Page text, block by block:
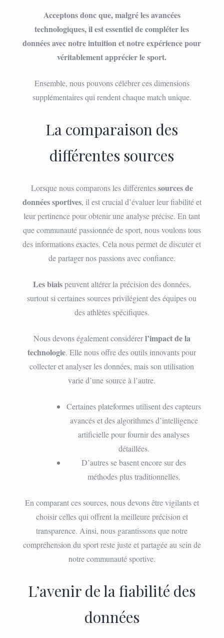
Acceptons donc que, malgré les avancées
technologiques, il est essentiel de compléter les
données avec notre intuition et notre expérience pour
véritablement apprécier le sport.
Ensemble, nous pouvons célébrer ces dimensions
supplémentaires qui rendent chaque match unique.
La comparaison des
différentes sources
Lorsque nous comparons les différentessources de
données sportives, il est crucial d’évaluer leur fiabilité et
leur pertinence pour obtenir une analyse précise. En tant
que communauté passionnée de sport, nous voulons tous
des informations exactes. Cela nous permet de discuter et
de partager nos passions avec confiance.
Les biaispeuvent altérer la précision des données,
surtout si certaines sources privilégient des équipes ou
des athlètes spécifiques.
Nous devons également considérerl’impact de la
technologie. Elle nous offre des outils innovants pour
collecter et analyser les données, mais son utilisation
varie d’une source à l’autre.
Certaines plateformes utilisent des capteurs
avancés et des algorithmes d’intelligence
artificielle pour fournir des analyses
détaillées.
D’autres se basent encore sur des
méthodes plus traditionnelles.
En comparant ces sources, nous devons être vigilants et
choisir celles qui offrent la meilleure précision et
transparence. Ainsi, nous garantissons que notre
compréhension du sport reste juste et partagée au sein de
notre communauté sportive.
L’avenir de la fiabilité des
données